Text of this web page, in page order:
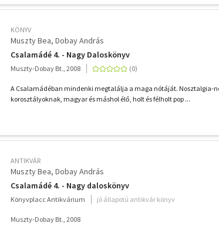
KÖNYV
Muszty Bea Dobay András
Csalamádé 4. - Nagy Daloskönyv
Muszty-Dobay Bt., 2008
A Csalamádéban mindenki megtalálja a maga nótáját. Nosztalgia-
korosztályoknak, magyar és máshol élő, holt és félholt pop ...
ANTIKVÁR
Muszty Bea Dobay András
Csalamádé 4. - Nagy daloskönyv
Könyvplacc Antikvárium jó állapotú antikvár könyv
Muszty-Dobay Bt., 2008